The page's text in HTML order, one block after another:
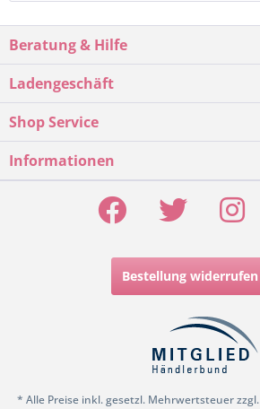
Beratung & Hilfe
Ladengeschäft
Shop Service
Informationen
Bestellung widerrufen
* Alle Preise inkl. gesetzl. Mehrwertsteuer zzgl.